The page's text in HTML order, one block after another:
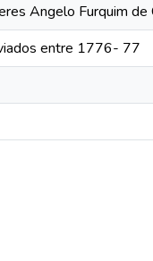
Angelo Furquim de
entre 1776- 77